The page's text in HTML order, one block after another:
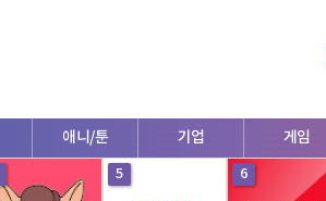
애니/툰 기업 게임
5 6